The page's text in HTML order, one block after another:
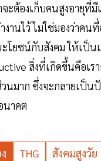
จะต้องเก็บคนสูงอายุที่มี
งานไว้ ไม่ใช่มองว่าคน
โยชน์กับสังคม ให้เป็น
สิ่งที่เกิดขึ้นคือเร
นมาก ซึ่งจะกลายเป็น
นาคต
THG สังคมสูงวัย